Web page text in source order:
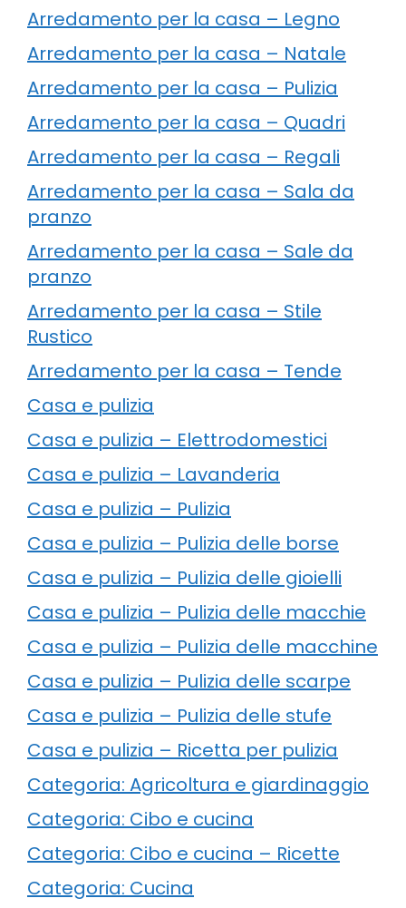
Arredamento per la casa – Legno
Arredamento per la casa – Natale
Arredamento per la casa – Pulizia
Arredamento per la casa – Quadri
Arredamento per la casa – Regali
Arredamento per la casa – Sala da
pranzo
Arredamento per la casa – Sale da
pranzo
Arredamento per la casa – Stile
Rustico
Arredamento per la casa – Tende
Casa e pulizia
Casa e pulizia – Elettrodomestici
Casa e pulizia – Lavanderia
Casa e pulizia – Pulizia
Casa e pulizia – Pulizia delle borse
Casa e pulizia – Pulizia delle gioielli
Casa e pulizia – Pulizia delle macchie
Casa e pulizia – Pulizia delle macchine
Casa e pulizia – Pulizia delle scarpe
Casa e pulizia – Pulizia delle stufe
Casa e pulizia – Ricetta per pulizia
Categoria: Agricoltura e giardinaggio
Categoria: Cibo e cucina
Categoria: Cibo e cucina – Ricette
Categoria: Cucina